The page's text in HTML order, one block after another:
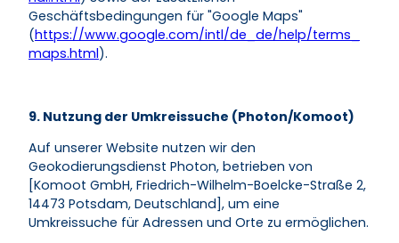
Geschäftsbedingungen für "Google Maps"
(https://www.google.com/intl/de_de/help/terms_
maps.html).
9. Nutzung der Umkreissuche (Photon/Komoot)
Auf unserer Website nutzen wir den
Geokodierungsdienst Photon, betrieben von
[Komoot GmbH, Friedrich-Wilhelm-Boelcke-Straße 2,
14473 Potsdam, Deutschland], um eine
Umkreissuche für Adressen und Orte zu ermöglichen.